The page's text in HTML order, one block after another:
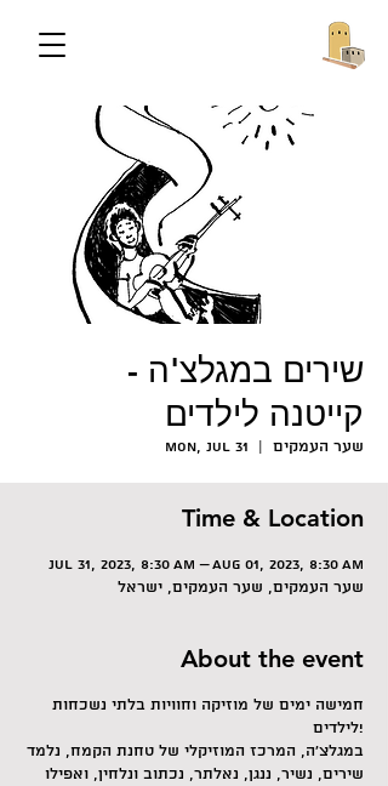
שירים במגלצ'ה -
קייטנה לילדים
Mon, Jul 31
  |
שער העמקים
Time & Location
Jul 31, 2023, 8:30 AM – Aug 01, 2023, 8:30 AM
שער העמקים, שער העמקים, ישראל
About the event
חמישה ימים של מוזיקה וחוויות בלתי נשכחות
לילדים!
במגלצ'ה, המרכז המוזיקלי של טחנת הקמח, נלמד
שירים, נשיר, ננגן, נאלתר, נכתוב ונלחין, ואפילו